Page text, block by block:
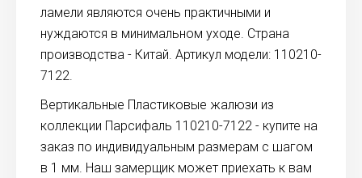
ламели являются очень практичными и
нуждаются в минимальном уходе. Страна
производства - Китай. Артикул модели: 110210-
7122.
Вертикальные Пластиковые жалюзи из
коллекции Парсифаль 110210-7122 - купите на
заказ по индивидуальным размерам с шагом
в 1 мм. Наш замерщик может приехать к вам